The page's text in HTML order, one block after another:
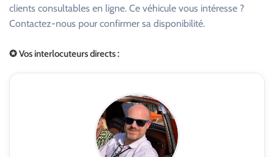
clients consultables en ligne. Ce véhicule vous intéresse ?
Contactez-nous pour confirmer sa disponibilité.
✪ Vos interlocuteurs directs :